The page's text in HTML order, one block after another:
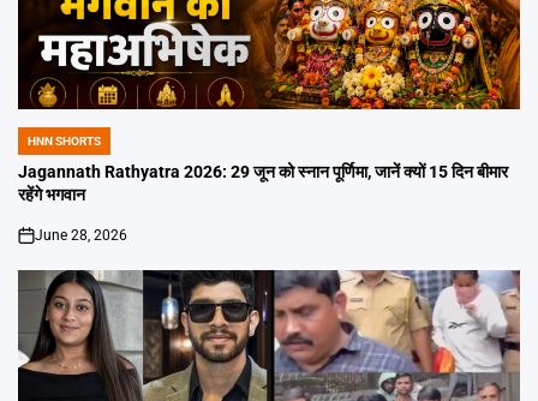
POSTED
IN
HNN SHORTS
Jagannath Rathyatra 2026: 29 जून को स्नान पूर्णिमा, जानें क्यों 15 दिन बीमार
रहेंगे भगवान
on
June 28, 2026